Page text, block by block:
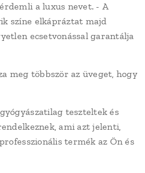
a luxus nevet. - A
színe elkápráztat majd
ecsetvonással garantálja
meg többször az üveget, hogy
teszteltek és
ami azt jelenti,
termék az Ön és